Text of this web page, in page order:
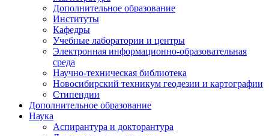
Дополнительное образование
Институты
Кафедры
Учебные лаборатории и центры
Электронная информационно-образовательная
среда
Научно-техническая библиотека
Новосибирский техникум геодезии и картографии
Стипендии
Дополнительное образование
Наука
Аспирантура и докторантура